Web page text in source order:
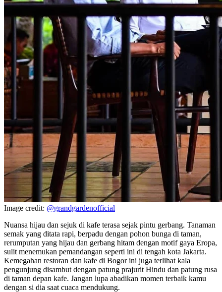
Image credit: @grandgardenofficial
Nuansa hijau dan sejuk di kafe terasa sejak pintu gerbang. Tanaman
semak yang ditata rapi, berpadu dengan pohon bunga di taman,
rerumputan yang hijau dan gerbang hitam dengan motif gaya Eropa,
sulit menemukan pemandangan seperti ini di tengah kota Jakarta.
Kemegahan restoran dan kafe di Bogor ini juga terlihat kala
pengunjung disambut dengan patung prajurit Hindu dan patung rusa
di taman depan kafe. Jangan lupa abadikan momen terbaik kamu
dengan si dia saat cuaca mendukung.